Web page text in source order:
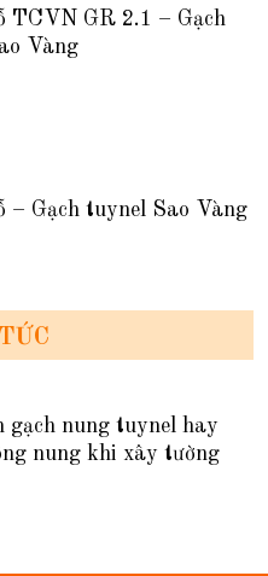
TCVN GR 2.1 – Gạch
Vàng
– Gạch tuynel Sao Vàng
gạch nung tuynel hay
nung khi xây tường